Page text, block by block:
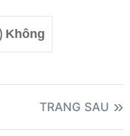
Không
TRANG SAU